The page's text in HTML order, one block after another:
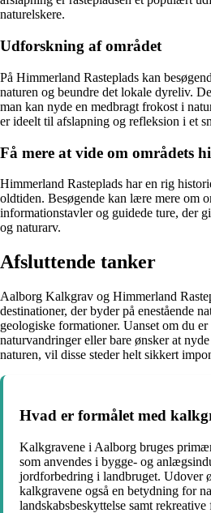
naturelskere.
Udforskning af området
På Himmerland Rasteplads kan
naturen og beundre det lokale dyreliv.
man kan nyde en medbragt frokost i
er ideelt til afslapning og refleksion i et
Få mere at vide om områdets
Himmerland Rasteplads har en rig
oldtiden. Besøgende kan lære mere om
informationstavler og guidede ture, der
og naturarv.
Afsluttende tanker
Aalborg Kalkgrav og Himmerland
destinationer, der byder på enestående
geologiske formationer. Uanset om du
naturvandringer eller bare ønsker at
naturen, vil disse steder helt sikkert
Hvad er formålet med
Kalkgravene i Aalborg bruges
som anvendes i bygge- og
jordforbedring i landbruget. Udover
kalkgravene også en betydning for
landskabsbeskyttelse samt rekreative